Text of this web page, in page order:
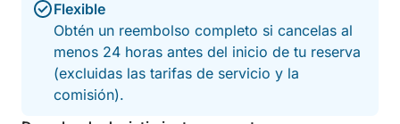
Flexible
Obtén un reembolso completo si cancelas al
menos 24 horas antes del inicio de tu reserva
(excluidas las tarifas de servicio y la
comisión).